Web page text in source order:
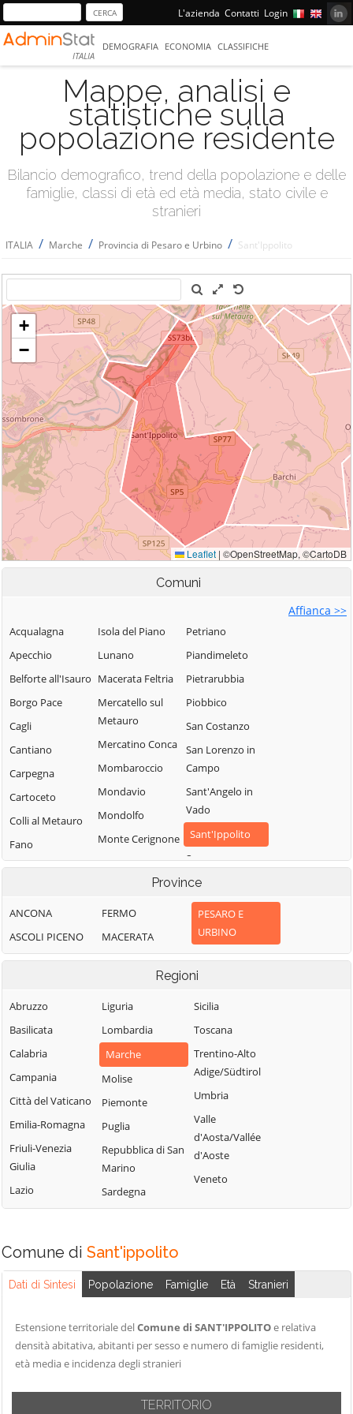
L'azienda Contatti Login
ITALIA
DEMOGRAFIA ECONOMIA CLASSIFICHE
Mappe, analisi e
statistiche sulla
popolazione residente
Bilancio demografico, trend della popolazione e delle
famiglie, classi di età ed età media, stato civile e
stranieri
ITALIA / Marche / Provincia di Pesaro e Urbino / Sant'Ippolito
Comuni
Affianca >>
Acqualagna
Apecchio
Belforte all'Isauro
Borgo Pace
Cagli
Cantiano
Carpegna
Cartoceto
Colli al Metauro
Fano
Fermignano
Fratte Rosa
Frontino
Frontone
Gradara
Isola del Piano
Lunano
Macerata Feltria
Mercatello sul
Metauro
Mercatino Conca
Mombaroccio
Mondavio
Mondolfo
Monte Cerignone
Monte Grimano
Montefelcino
Peglio
Pergola
Pesaro
Petriano
Piandimeleto
Pietrarubbia
Piobbico
San Costanzo
San Lorenzo in
Campo
Sant'Angelo in
Vado
Sant'Ippolito
Sassocorvaro
Auditore
Serra
Sant'Abbondio
Tavoleto
Urbania
Urbino
Vallefoglia
Province
ANCONA
ASCOLI PICENO
FERMO
MACERATA
PESARO E
URBINO
Regioni
Abruzzo
Basilicata
Calabria
Campania
Città del Vaticano
Emilia-Romagna
Friuli-Venezia
Giulia
Lazio
Liguria
Lombardia
Marche
Molise
Piemonte
Puglia
Repubblica di San
Marino
Sardegna
Sicilia
Toscana
Trentino-Alto
Adige/Südtirol
Umbria
Valle
d'Aosta/Vallée
d'Aoste
Veneto
Comune di Sant'ippolito
Dati di Sintesi Popolazione Famiglie Età Stranieri
Estensione territoriale delComune di SANT'IPPOLITOe relativa
densità abitativa, abitanti per sesso e numero di famiglie residenti,
età media e incidenza degli stranieri
TERRITORIO